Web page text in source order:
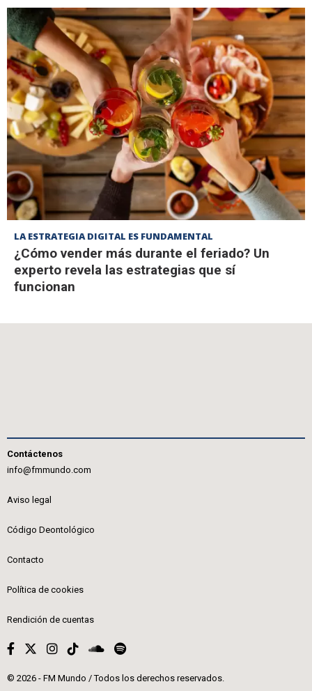
LA ESTRATEGIA DIGITAL ES FUNDAMENTAL
¿Cómo vender más durante el feriado? Un
experto revela las estrategias que sí
funcionan
Contáctenos
info@fmmundo.com
Aviso legal
Código Deontológico
Contacto
Política de cookies
Rendición de cuentas
© 2026 - FM Mundo / Todos los derechos reservados.